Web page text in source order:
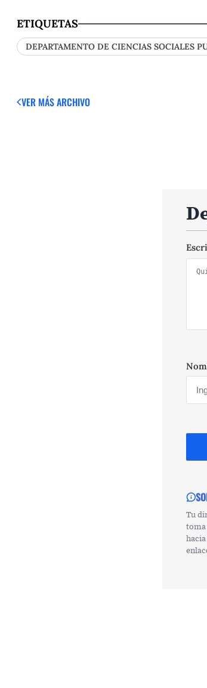
ETIQUETAS
DEPARTAMENTO DE CIENCIAS SOCIALES
VER MÁSARCHIVO
Tu
toma